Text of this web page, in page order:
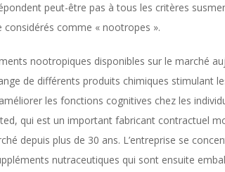
peut-être pas à tous les critères
comme « nootropes ».
nootropiques disponibles sur le marché
de différents produits chimiques stimulant
les fonctions cognitives chez les
qui est un important fabricant contractuel
depuis plus de 30 ans. L’entreprise se
nutraceutiques qui sont ensuite